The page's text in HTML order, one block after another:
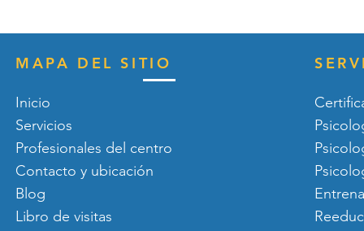
MAPA DEL SITIO
Inicio
Servicios
Profesionales del centro
Contacto y ubicación
Blog
Libro de visitas